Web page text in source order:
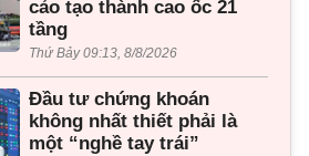
cảo tạo thành cao ốc 21
tầng
Thứ Bảy 09:13, 8/8/2026
Đầu tư chứng khoán
không nhất thiết phải là
một “nghề tay trái”